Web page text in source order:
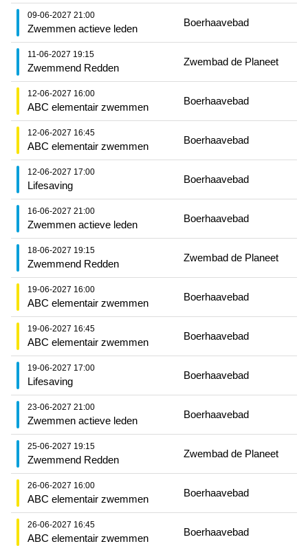
09-06-2027 21:00
Zwemmen actieve leden
Boerhaavebad
11-06-2027 19:15
Zwemmend Redden
Zwembad de Planeet
12-06-2027 16:00
ABC elementair zwemmen
Boerhaavebad
12-06-2027 16:45
ABC elementair zwemmen
Boerhaavebad
12-06-2027 17:00
Lifesaving
Boerhaavebad
16-06-2027 21:00
Zwemmen actieve leden
Boerhaavebad
18-06-2027 19:15
Zwemmend Redden
Zwembad de Planeet
19-06-2027 16:00
ABC elementair zwemmen
Boerhaavebad
19-06-2027 16:45
ABC elementair zwemmen
Boerhaavebad
19-06-2027 17:00
Lifesaving
Boerhaavebad
23-06-2027 21:00
Zwemmen actieve leden
Boerhaavebad
25-06-2027 19:15
Zwemmend Redden
Zwembad de Planeet
26-06-2027 16:00
ABC elementair zwemmen
Boerhaavebad
26-06-2027 16:45
ABC elementair zwemmen
Boerhaavebad